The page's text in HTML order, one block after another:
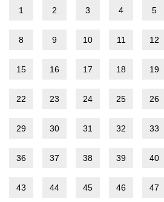
1 2 3 4 5
8 9 10 11 12
15 16 17 18 19
22 23 24 25 26
29 30 31 32 33
36 37 38 39 40
43 44 45 46 47